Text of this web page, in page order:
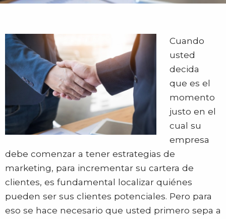
Cuando
usted
decida
que es el
momento
justo en el
cual su
empresa
debe comenzar a tener estrategias de
marketing, para incrementar su cartera de
clientes, es fundamental localizar quiénes
pueden ser sus clientes potenciales. Pero para
eso se hace necesario que usted primero sepa a